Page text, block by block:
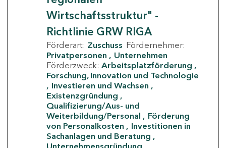
Wirtschaftsstruktur" -
Richtlinie GRW RIGA
Förderart: Zuschuss Fördernehmer:
Privatpersonen
Unternehmen
Förderzweck: Arbeitsplatzförderung
Forschung, Innovation und Technologie
Investieren und Wachsen
Existenzgründung
Qualifizierung/Aus- und
Weiterbildung/Personal
Förderung
von Personalkosten
Investitionen in
Sachanlagen und Beratung